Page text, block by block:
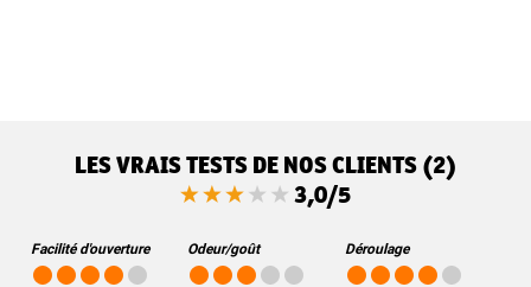
LES VRAIS TESTS DE NOS CLIENTS (2)
3,0/5
Facilité d'ouverture Odeur/goût Déroulage